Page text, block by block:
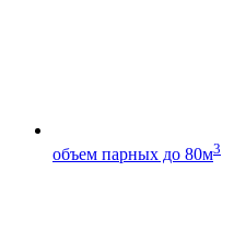
объем парных до 80м3